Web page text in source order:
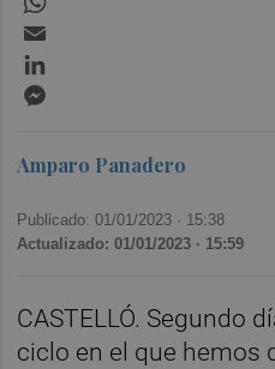
Amparo Panadero
Publicado: 01/01/2023 · 15:38
Actualizado: 01/01/2023 · 15:59
CASTELLÓ. Segundo
ciclo en el que hemos